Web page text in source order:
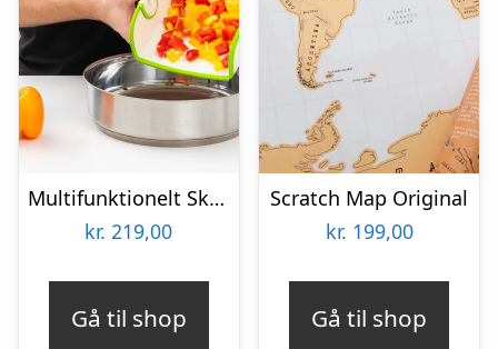
Multifunktionelt Skærebræt – KitchPro
kr. 219,00
Gå til shop
Scratch Map Original
kr. 199,00
Gå til shop